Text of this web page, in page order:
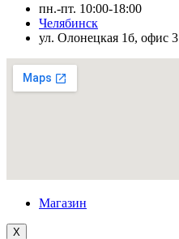
пн.-пт. 10:00-18:00
Челябинск
ул. Олонецкая 1б, офис 3
Магазин
X